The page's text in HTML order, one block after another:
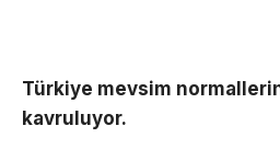
Türkiye mevsim
kavruluyor.